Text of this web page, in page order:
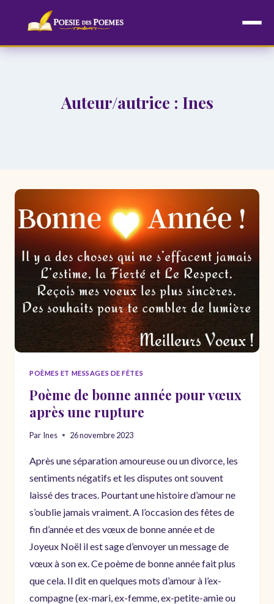
Auteur/autrice : Ines
POÈMES ET MESSAGES DE FÊTES
Poème de bonne année pour vœux
après une rupture
Par Ines 26 novembre 2023
Après une séparation amoureuse ou un divorce, les
sentiments négatifs et les disputes ont souvent
laissé des traces. Pourtant une histoire d’amour ne
s’oublie jamais vraiment. A l’occasion des fêtes de
fin d’année et des vœux de bonne année et de
Joyeux Noël il est sage d’envoyer un message de
vœux à son ex. Ce poème de bonne année fait plus
que cela. Il dit en quelques mots d’amour à l’ex-
compagne (ex-mari, ex-femme, ex-petite-amie ou